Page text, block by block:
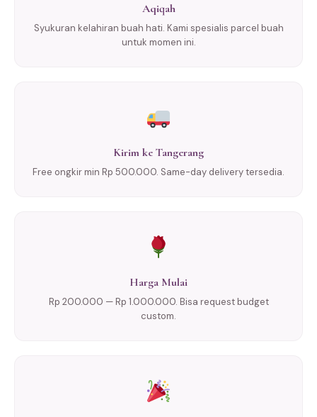
Aqiqah
Syukuran kelahiran buah hati. Kami spesialis parcel buah
untuk momen ini.
Kirim ke Tangerang
Free ongkir min Rp 500.000. Same-day delivery tersedia.
Harga Mulai
Rp 200.000 — Rp 1.000.000. Bisa request budget
custom.